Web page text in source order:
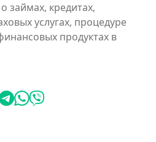
займах, кредитах,
услугах, процедуре
продуктах в